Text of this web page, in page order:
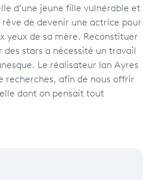
d’une jeune fille vulnérable et
rêve de devenir une actrice pour
yeux de sa mère. Reconstituer
stars a nécessité un travail
Le réalisateur Ian Ayres
recherches, afin de nous offrir
dont on pensait tout